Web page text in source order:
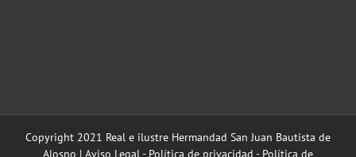
Copyright 2021 Real e ilustre Hermandad San Juan Bautista de
Alosno | Aviso Legal - Política de privacidad - Política de